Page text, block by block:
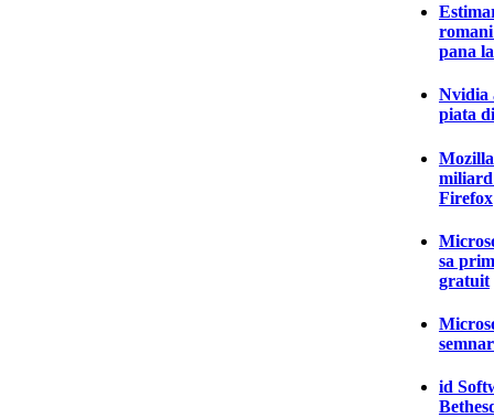
pana
Nvidia
piata
Mozilla
miliard
Firefox
sa
gratuit
id